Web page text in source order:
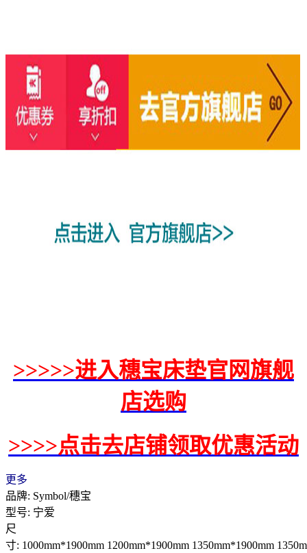
>>>>>进入穗宝床垫官网旗舰
店选购
>>>>点击去店铺领取优惠活动
更多
品牌: Symbol/穗宝
型号: 宁爱
尺
寸: 1000mm*1900mm 1200mm*1900mm 1350mm*1900mm